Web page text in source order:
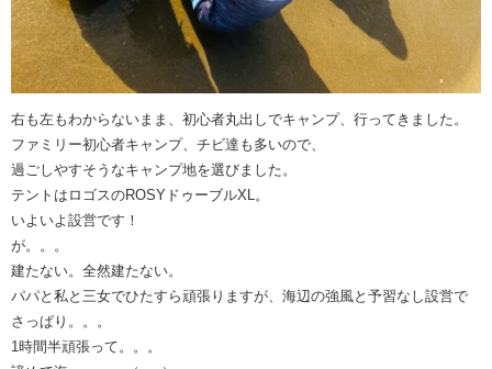
右も左もわからないまま、初心者丸出しでキャンプ、行ってきました。
ファミリー初心者キャンプ、チビ達も多いので、
過ごしやすそうなキャンプ地を選びました。
テントはロゴスのROSYドゥーブルXL。
いよいよ設営です！
が。。。
建たない。全然建たない。
パパと私と三女でひたすら頑張りますが、海辺の強風と予習なし設営で
さっぱり。。。
1時間半頑張って。。。